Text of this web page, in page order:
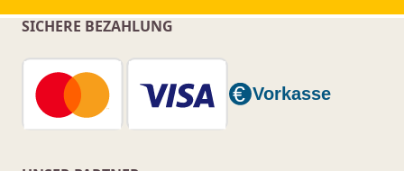
SICHERE BEZAHLUNG